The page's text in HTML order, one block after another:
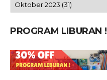
PROGRAM LIBURAN !